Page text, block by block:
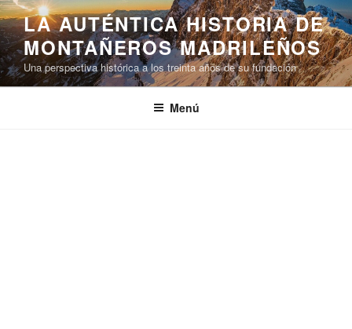
LA AUTÉNTICA HISTORIA DE
MONTAÑEROS MADRILEÑOS
Una perspectiva histórica a los treinta años de su fundación
Menú